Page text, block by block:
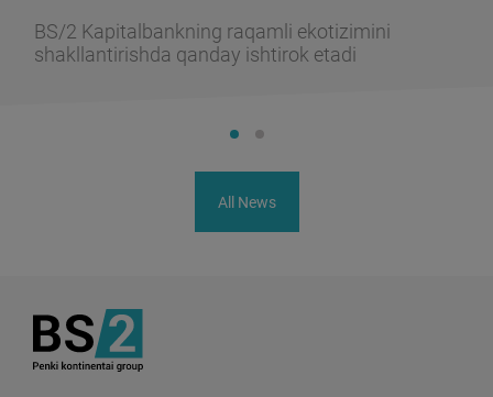
BS/2 Kapitalbankning raqamli ekotizimini
shakllantirishda qanday ishtirok etadi
All News